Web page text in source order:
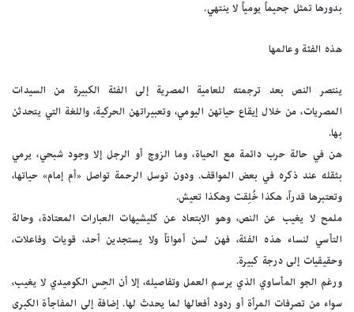
بدورها تمثل جحيماً يومياً لا ينتهي.
هذه الفئة وعالمها
ينتصر النص بعد ترجمته للعامية المصرية إلى الفئة الكبيرة من السيدات
المصريات، من خلال إيقاع حياتهن اليومي، وتعبيراتهن الحركية، واللغة التي يتحدثن
بها.
هن في حالة حرب دائمة مع الحياة، وما الزوج أو الرجل إلا وجود شبحي، يرمي
بثقله عند ذكره في بعض المواقف. ودون توسل الرحمة تواصل «أم إمام» حياتها،
وتعتبرها قدراً، هكذا خُلِقت وهكذا تعيش.
ملمح لا يغيب عن النص، وهو الابتعاد عن كليشيهات العبارات المعتادة، وحالة
التأسي لنساء هذه الفئة، فهن لسن أمواتاً ولا يستجدين أحد، قويات وفاعلات،
وحقيقيات إلى درجة كبيرة.
ورغم الجو المأساوي الذي يرسم العمل وتفاصيله، إلا أن الحِس الكوميدي لا يغيب،
سواء من تصرفات المرأة أو ردود أفعالها لما يحدث لها. إضافة إلى المفاجأة الكبرى